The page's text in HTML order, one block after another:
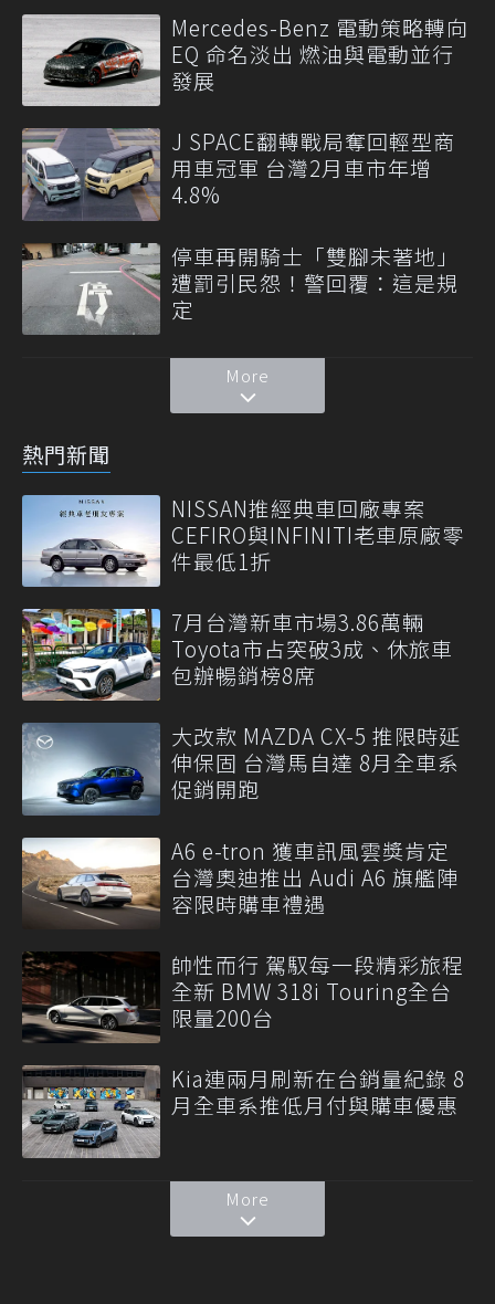
Mercedes-Benz 電動策略轉向
EQ 命名淡出 燃油與電動並行
發展
J SPACE翻轉戰局奪回輕型商
用車冠軍 台灣2月車市年增
4.8%
停車再開騎士「雙腳未著地」
遭罰引民怨！警回覆：這是規
定
More
熱門新聞
NISSAN推經典車回廠專案
CEFIRO與INFINITI老車原廠零
件最低1折
7月台灣新車市場3.86萬輛
Toyota市占突破3成、休旅車
包辦暢銷榜8席
大改款 MAZDA CX-5 推限時延
伸保固 台灣馬自達 8月全車系
促銷開跑
A6 e-tron 獲車訊風雲獎肯定
台灣奧迪推出 Audi A6 旗艦陣
容限時購車禮遇
帥性而行 駕馭每一段精彩旅程
全新 BMW 318i Touring全台
限量200台
Kia連兩月刷新在台銷量紀錄 8
月全車系推低月付與購車優惠
More